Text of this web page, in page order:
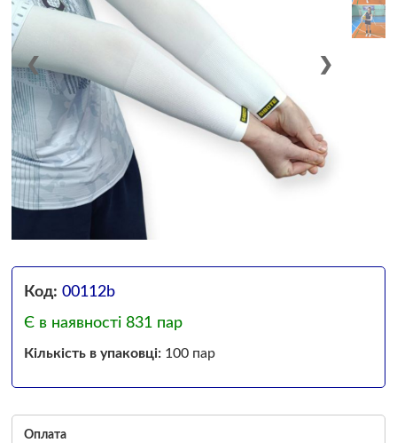
❮ ❯
Код: 00112b
Є в наявності 831 пар
Кількість в упаковці:100 пар
Оплата